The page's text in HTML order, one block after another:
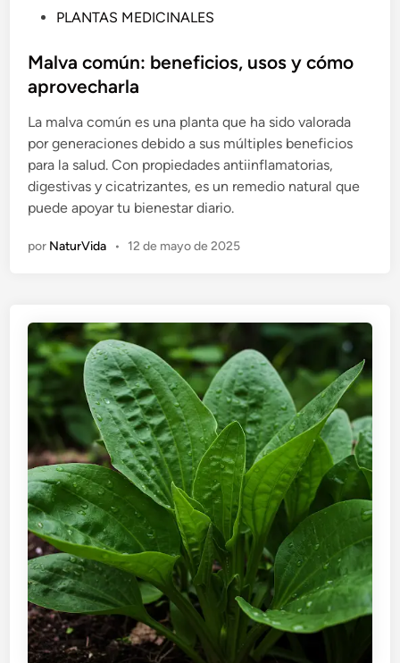
b
l
c
a
d
o
e
PLANTAS MEDICINALES
Malva común: beneficios, usos y cómo
aprovecharla
La malva común es una planta que ha sido valorada
por generaciones debido a sus múltiples beneficios
para la salud. Con propiedades antiinflamatorias,
digestivas y cicatrizantes, es un remedio natural que
puede apoyar tu bienestar diario.
por NaturVida • 12 de mayo de 2025